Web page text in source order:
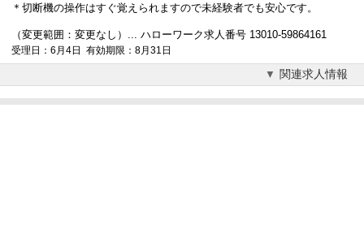
＊切断機の操作はすぐ覚えられますので未経験者でも安心です。
（変更範囲：変更なし）... ハローワーク求人番号 13010-59864161
受理日：6月4日 有効期限：8月31日
関連求人情報